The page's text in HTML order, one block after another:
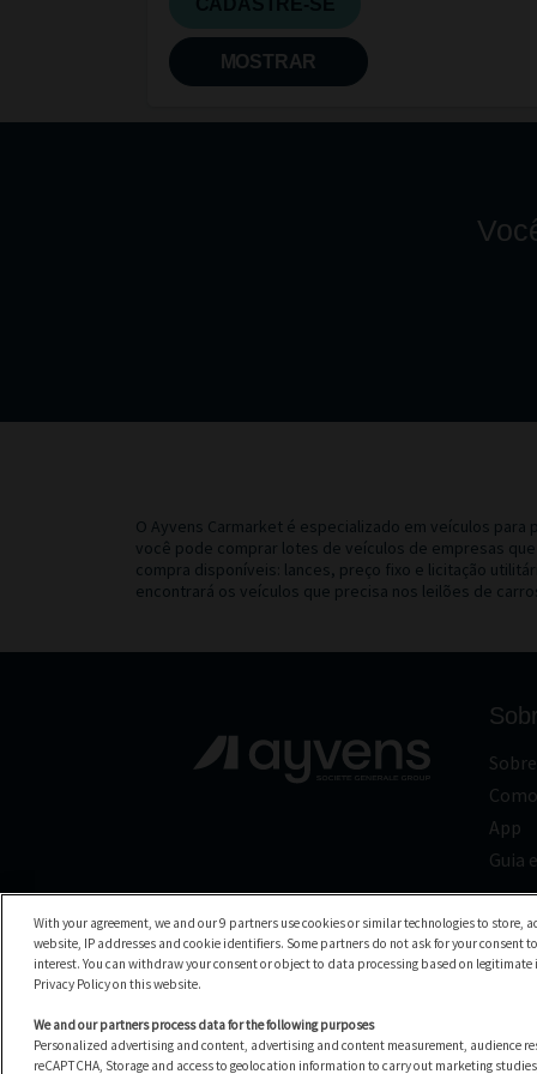
MOSTRAR
O Ayvens Carmarket é especializado em veículos
você pode comprar lotes de veículos de empresas
compra disponíveis: lances, preço fixo e licitação
encontrará os veículos que precisa nos leilões de
App
Guia
Copyright © 2026 Ayvens Carmarket. All Rights
With your agreement, we and our 9 partners use cookies or similar technologies to store,
website, IP addresses and cookie identifiers. Some partners do not ask for your consent
interest. You can withdraw your consent or object to data processing based on
Privacy Policy on this website.
We and our partners process data for the following purposes
Personalized advertising and content, advertising and content measurement, audience
reCAPTCHA, Storage and access to geolocation information to carry out marketing